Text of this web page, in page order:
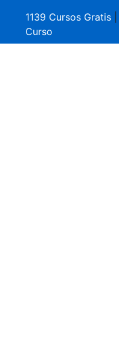
1139 Cursos Gratis
Curso